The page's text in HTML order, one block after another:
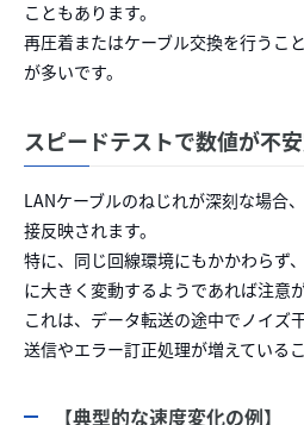
こともあります。
再圧着またはケーブル交換を行うこ
が多いです。
スピードテストで数値が不
LANケーブルのねじれが深刻な場合
接反映されます。
特に、同じ回線環境にもかかわらず
に大きく変動するようであれば注意
これは、データ転送の途中でノイズ
送信やエラー訂正処理が増えている
【典型的な速度変化の例】